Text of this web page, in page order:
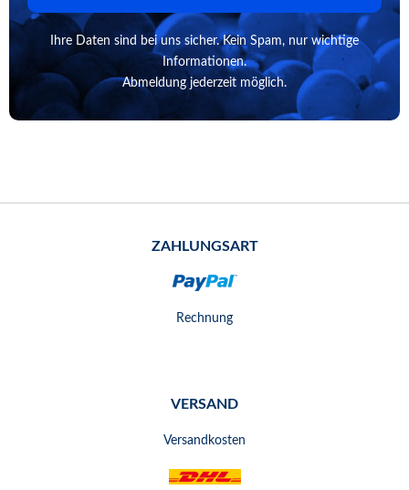
Ihre Daten sind bei uns sicher. Kein Spam, nur wichtige
Informationen.
Abmeldung jederzeit möglich.
ZAHLUNGSART
Rechnung
VERSAND
Versandkosten